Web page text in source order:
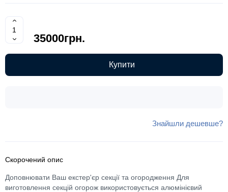
35000грн.
Купити
Знайшли дешевше?
Скорочений опис
Доповнювати Ваш екстер'єр секції та огородження Для
виготовлення секцій огорож використовується алюмінієвий